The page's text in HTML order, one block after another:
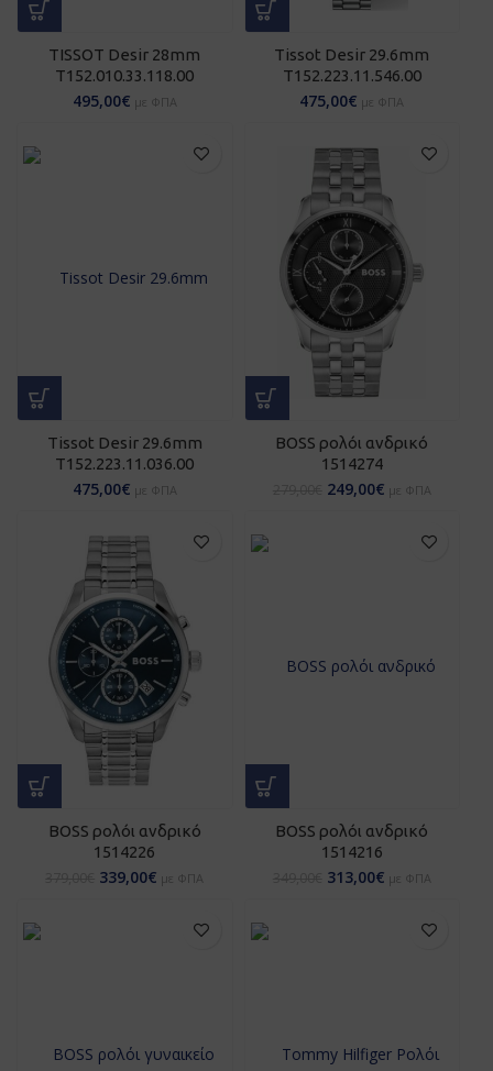
TISSOT Desir 28mm
T152.010.33.118.00
495,00€ με ΦΠΑ
Tissot Desir 29.6mm
T152.223.11.546.00
475,00€ με ΦΠΑ
Tissot Desir 29.6mm
T152.223.11.036.00
475,00€ με ΦΠΑ
BOSS ρολόι ανδρικό
1514274
249,00€ με ΦΠΑ
BOSS ρολόι ανδρικό
1514226
339,00€ με ΦΠΑ
BOSS ρολόι ανδρικό
1514216
313,00€ με ΦΠΑ